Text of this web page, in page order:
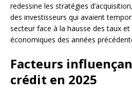
redessine les stratégies
des investisseurs qui avaient
secteur face à la hausse des taux
économiques des années
Facteurs
crédit en 2025